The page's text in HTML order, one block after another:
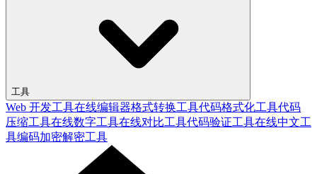
工具
Web 开发工具在线编辑器格式转换工具代码格式化工具代码
压缩工具在线数字工具在线对比工具代码验证工具在线中文工
具编码加密解密工具